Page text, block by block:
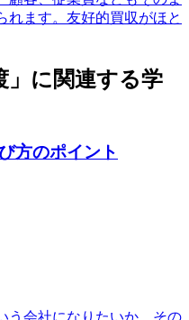
れます。友好的買収がほと
」に関連する学
方のポイント
う会社になりたいか、その